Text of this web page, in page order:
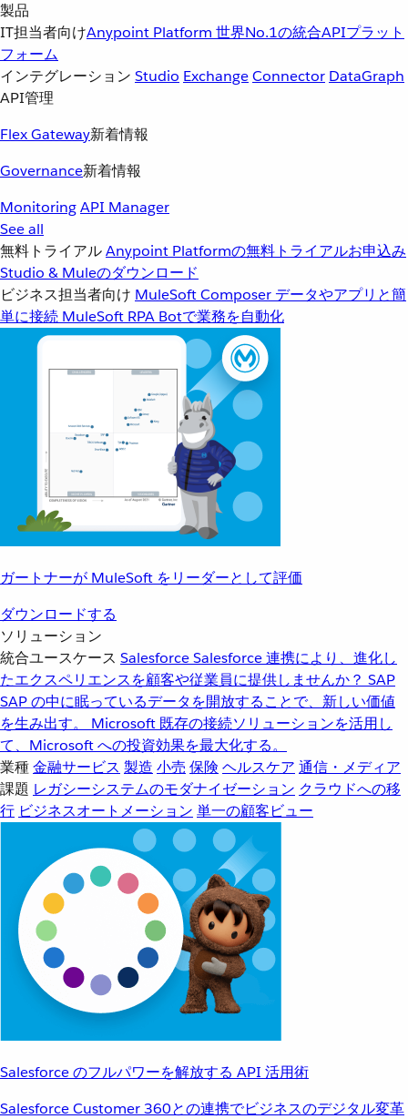
製品
IT担当者向けAnypoint Platform 世界No.1の統合APIプラット
フォーム
インテグレーション Studio ExchangeConnector DataGraph
API管理
Flex Gateway新着情報
Governance新着情報
MonitoringAPI Manager
See all
無料トライアルAnypoint Platformの無料トライアルお申込み
Studio & Muleのダウンロード
ビジネス担当者向け MuleSoft Composer データやアプリと簡
単に接続 MuleSoft RPA Botで業務を自動化
ガートナーが MuleSoft をリーダーとして評価
ダウンロードする
ソリューション
統合ユースケース SalesforceSalesforce 連携により、進化し
たエクスペリエンスを顧客や従業員に提供しませんか？ SAP
SAP の中に眠っているデータを開放することで、新しい価値
を生み出す。
Microsoft 既存の接続ソリューションを活用し
て、Microsoft への投資効果を最大化する。
業種金融サービス 製造 小売 保険 ヘルスケア 通信・メディア
課題 レガシーシステムのモダナイゼーション クラウドへの移
行 ビジネスオートメーション 単一の顧客ビュー
Salesforce のフルパワーを解放する API 活用術
Salesforce Customer 360との連携でビジネスのデジタル変革